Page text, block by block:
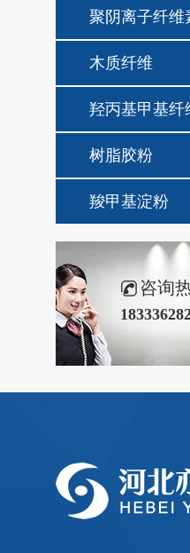
聚阴离子纤维
木质纤维
羟丙基甲基纤
树脂胶粉
羧甲基淀粉
咨询